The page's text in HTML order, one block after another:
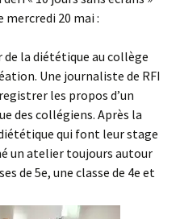
mercredi 20 mai :
la diététique au collège
Une journaliste de RFI
les propos d’un
des collégiens. Après la
qui font leur stage
un atelier toujours autour
de 5e, une classe de 4e et